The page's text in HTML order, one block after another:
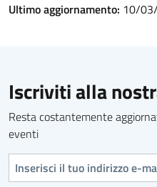
Ultimo aggiornamento: 10/
Iscriviti alla
Resta costantemente
eventi
Indirizzo e-mail